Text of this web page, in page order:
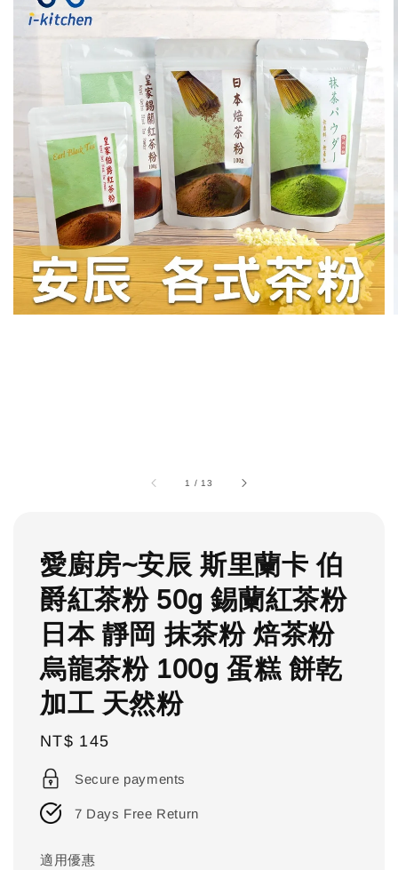
1 /13
愛廚房~安辰 斯里蘭卡 伯
爵紅茶粉 50g 錫蘭紅茶粉
日本 靜岡 抹茶粉 焙茶粉
烏龍茶粉 100g 蛋糕 餅乾
加工 天然粉
Regular
price
NT$ 145
Secure payments
7 Days Free Return
適用優惠